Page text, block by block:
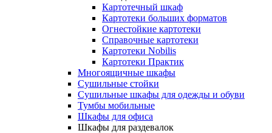
Картотечный шкаф
Картотеки больших форматов
Огнестойкие картотеки
Справочные картотеки
Картотеки Nobilis
Картотеки Практик
Многоящичные шкафы
Сушильные стойки
Сушильные шкафы для одежды и обуви
Тумбы мобильные
Шкафы для офиса
Шкафы для раздевалок